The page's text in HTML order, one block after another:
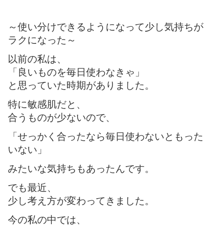
～使い分けできるようになって少し気持ちが
ラクになった～
以前の私は、
「良いものを毎日使わなきゃ」
と思っていた時期がありました。
特に敏感肌だと、
合うものが少ないので、
「せっかく合ったなら毎日使わないともった
いない」
みたいな気持ちもあったんです。
でも最近、
少し考え方が変わってきました。
今の私の中では、